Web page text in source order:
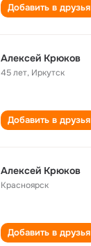
Добавить в друзья
Алексей Крюков
45 лет, Иркутск
Добавить в друзья
Алексей Крюков
Красноярск
Добавить в друзья